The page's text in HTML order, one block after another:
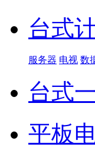
台式
服务器 电视 数
台式
平板